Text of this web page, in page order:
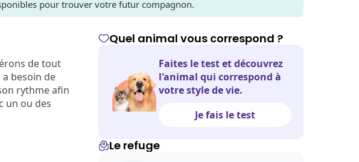
pour trouver votre futur compagnon.
de tout
besoin de
rythme afin
un ou des
Quel animal vous correspond ?
Faites le test et découvrez
l'animal qui correspond à
votre style de vie.
Je fais le test
Le refuge